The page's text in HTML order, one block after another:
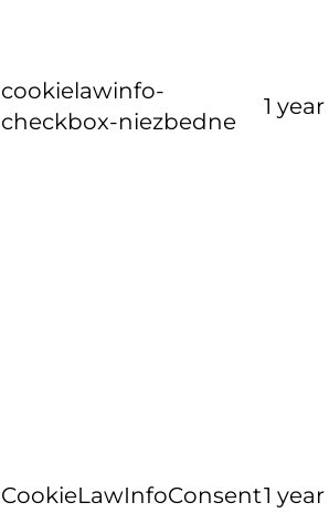
cookielawinfo-
checkbox-niezbedne
1 year
CookieLawInfoConsent1 year